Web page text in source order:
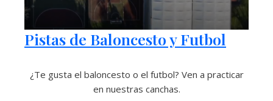
Pistas de Baloncesto y Futbol
¿Te gusta el baloncesto o el futbol? Ven a practicar
en nuestras canchas.